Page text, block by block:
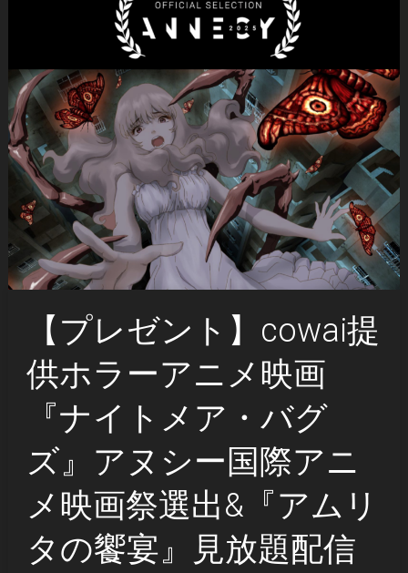
【プレゼント】cowai提
供ホラーアニメ映画
『ナイトメア・バグ
ズ』アヌシー国際アニ
メ映画祭選出&『アムリ
タの饗宴』見放題配信